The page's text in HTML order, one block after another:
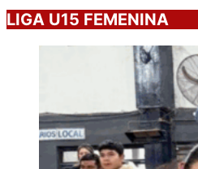
LIGA U15 FEMENINA